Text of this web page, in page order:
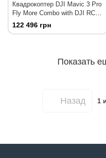
Квадрокоптер DJI Mavic 3 Pro
Fly More Combo with DJI RC
Pro (CP.MA.00000662.01)
122 496 грн
Показать
Назад 1